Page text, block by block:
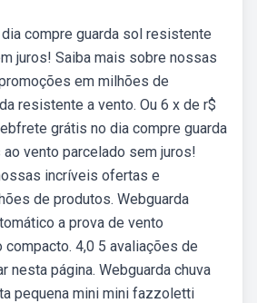
compre guarda sol resistente
juros! Saiba mais sobre nossas
em milhões de
resistente a vento. Ou 6 x de r$
grátis no dia compre guarda
vento parcelado sem juros!
incríveis ofertas e
de produtos. Webguarda
a prova de vento
4,0 5 avaliações de
nesta página. Webguarda chuva
pequena mini mini fazzoletti